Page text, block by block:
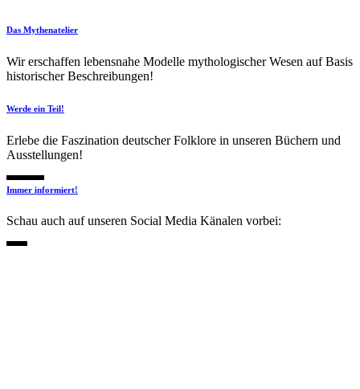
Das Mythenatelier
Wir erschaffen lebensnahe Modelle mythologischer Wesen auf Basis
historischer Beschreibungen!
Werde ein Teil!
Erlebe die Faszination deutscher Folklore in unseren Büchern und
Ausstellungen!
Immer informiert!
Schau auch auf unseren Social Media Känalen vorbei: